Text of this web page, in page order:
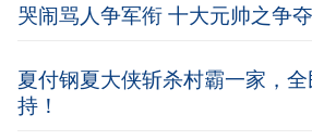
哭闹骂人争军衔 十大元帅之争
夏付钢夏大侠斩杀村霸一家，
持！